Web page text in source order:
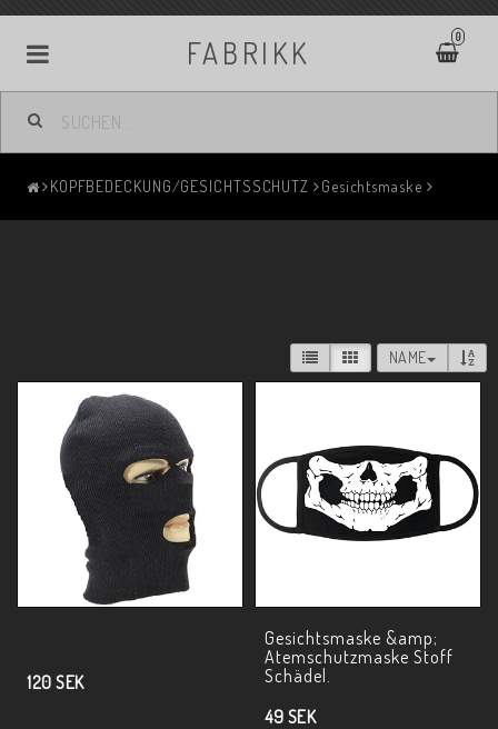
FABRIKK 0
KOPFBEDECKUNG/GESICHTSSCHUTZ Gesichtsmaske
NAME
120 SEK
Gesichtsmaske &amp;
Atemschutzmaske Stoff
Schädel.
49 SEK